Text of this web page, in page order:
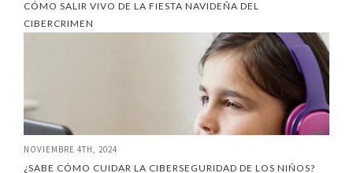
CÓMO SALIR VIVO DE LA FIESTA NAVIDEÑA DEL
CIBERCRIMEN
NOVIEMBRE 4TH, 2024
¿SABE CÓMO CUIDAR LA CIBERSEGURIDAD DE LOS NIÑOS?